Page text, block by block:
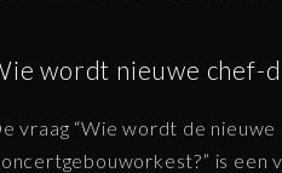
wordt nieuwe chef-
vraag “Wie wordt de
is een